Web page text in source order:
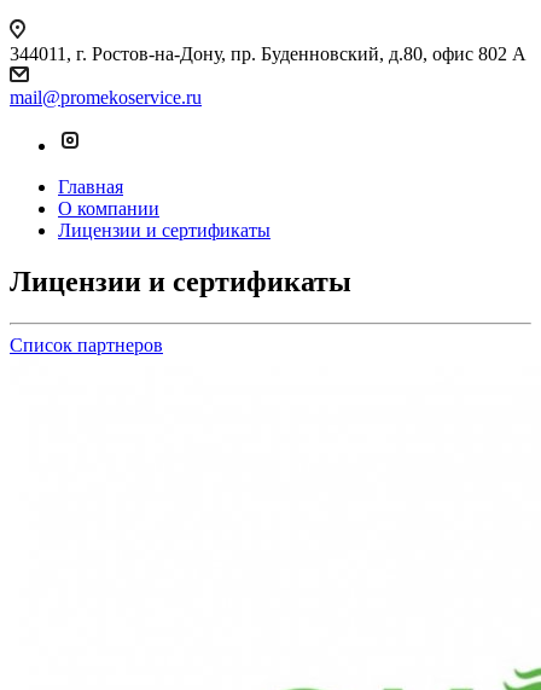
344011, г. Ростов-на-Дону, пр. Буденновский, д.80, офис 802 А
mail@promekoservice.ru
Главная
О компании
Лицензии и сертификаты
Лицензии и сертификаты
Список партнеров